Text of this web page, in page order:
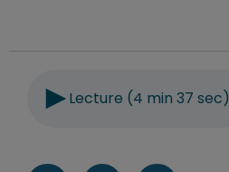
Lecture (4 min 37 sec)